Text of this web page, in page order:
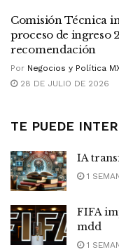
Comisión Técnica
proceso de ingreso
recomendación
Por Negocios y Política
28 DE JULIO DE 2026
TE PUEDE
IA
1
FIFA
mdd
1